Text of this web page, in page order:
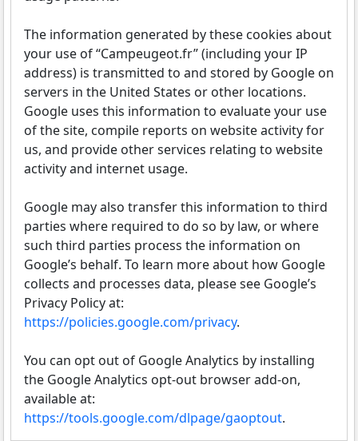
The information generated by these cookies about
your use of “Campeugeot.fr” (including your IP
address) is transmitted to and stored by Google on
servers in the United States or other locations.
Google uses this information to evaluate your use
of the site, compile reports on website activity for
us, and provide other services relating to website
activity and internet usage.
Google may also transfer this information to third
parties where required to do so by law, or where
such third parties process the information on
Google’s behalf. To learn more about how Google
collects and processes data, please see Google’s
Privacy Policy at:
https://policies.google.com/privacy.
You can opt out of Google Analytics by installing
the Google Analytics opt-out browser add-on,
available at:
https://tools.google.com/dlpage/gaoptout.